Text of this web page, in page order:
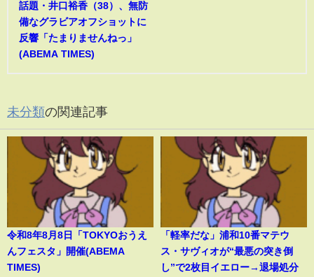
話題・井口裕香（38）、無防
備なグラビアオフショットに
反響「たまりませんねっ」
(ABEMA TIMES)
未分類の関連記事
令和8年8月8日「TOKYOおうえ
んフェスタ」開催(ABEMA
TIMES)
「軽率だな」浦和10番マテウ
ス・サヴィオが“最悪の突き倒
し”で2枚目イエロー→退場処分